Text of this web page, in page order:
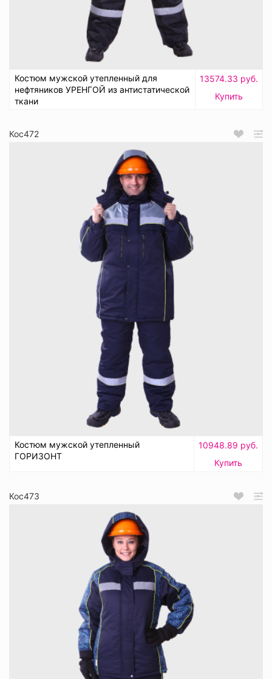
Костюм мужской утепленный для
нефтяников УРЕНГОЙ из антистатической
ткани
13574.33 руб.
Купить
Кос472
Костюм мужской утепленный
ГОРИЗОНТ
10948.89 руб.
Купить
Кос473